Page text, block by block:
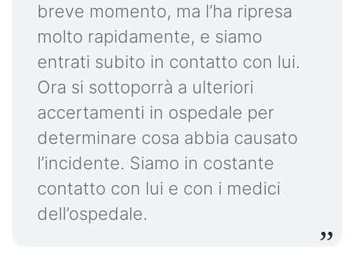
breve momento, ma l’ha ripresa
molto rapidamente, e siamo
entrati subito in contatto con lui.
Ora si sottoporrà a ulteriori
accertamenti in ospedale per
determinare cosa abbia causato
l’incidente. Siamo in costante
contatto con lui e con i medici
dell’ospedale.